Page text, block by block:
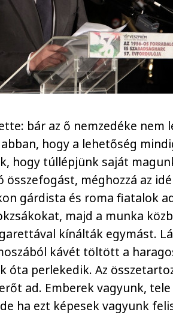
bár az ő nemzedéke
hogy a lehetőség
hogy túllépjünk saját
összefogást, méghozzá az
gárdista és roma fiatalok
majd a munka
kínálták egymást.
kávét töltött a
óta perlekedik. Az
ad. Emberek vagyunk,
ha ezt képesek vagyunk